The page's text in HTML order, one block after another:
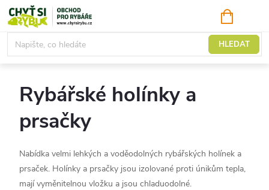
Přejít
na
obsah
HLEDAT
KOŠÍK
Rybářské oblečení a obuv
Rybářské holínky a
prsačky
Nabídka velmi lehkých a voděodolných rybářských holínek a
prsaček. Holínky a prsačky jsou izolované proti únikům tepla,
mají vyměnitelnou vložku a jsou chladuodolné.